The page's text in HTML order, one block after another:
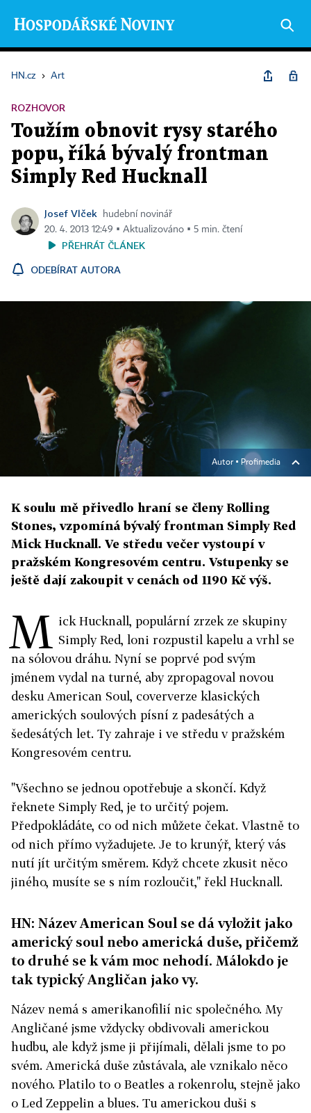
HN.cz › Art
ROZHOVOR
Toužím obnovit rysy starého
popu, říká bývalý frontman
Simply Red Hucknall
Josef Vlček
hudební novinář
20. 4. 2013 12:49 ▪ Aktualizováno ▪ 5 min. čtení
PŘEHRÁT ČLÁNEK
ODEBÍRAT AUTORA
Autor ▪ Profimedia
K soulu mě přivedlo hraní se členy Rolling
Stones, vzpomíná bývalý frontman Simply Red
Mick Hucknall. Ve středu večer vystoupí v
pražském Kongresovém centru. Vstupenky se
ještě dají zakoupit v cenách od 1190 Kč výš.
M ick Hucknall, populární zrzek ze skupiny
Simply Red, loni rozpustil kapelu a vrhl se
na sólovou dráhu. Nyní se poprvé pod svým
jménem vydal na turné, aby zpropagoval novou
desku American Soul, coververze klasických
amerických soulových písní z padesátých a
šedesátých let. Ty zahraje i ve středu v pražském
Kongresovém centru.
"Všechno se jednou opotřebuje a skončí. Když
řeknete Simply Red, je to určitý pojem.
Předpokládáte, co od nich můžete čekat. Vlastně to
od nich přímo vyžadujete. Je to krunýř, který vás
nutí jít určitým směrem. Když chcete zkusit něco
jiného, musíte se s ním rozloučit," řekl Hucknall.
HN: Název American Soul se dá vyložit jako
americký soul nebo americká duše, přičemž
to druhé se k vám moc nehodí. Málokdo je
tak typický Angličan jako vy.
Název nemá s amerikanofilií nic společného. My
Angličané jsme vždycky obdivovali americkou
hudbu, ale když jsme ji přijímali, dělali jsme to po
svém. Americká duše zůstávala, ale vznikalo něco
nového. Platilo to o Beatles a rokenrolu, stejně jako
o Led Zeppelin a blues. Tu americkou duši s